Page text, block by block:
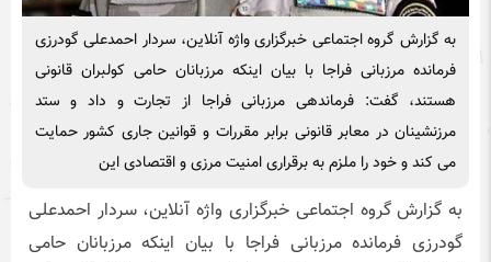
به گزارش گروه اجتماعی خبرگزاری واژه آنلاین، سردار احمدعلی گودرزی
فرمانده مرزبانی فراجا با بیان اینکه مرزبانان حامی کولبران قانونی
هستند، گفت: فرماندهی مرزبانی فراجا از تجارت و داد و ستد
مرزنشینان در معابر قانونی برابر مقررات و قوانین جاری کشور حمایت
می کند و خود را ملزم به برقراری امنیت مرزی و اقتصادی این
به گزارش گروه اجتماعی خبرگزاری واژه آنلاین، سردار احمدعلی
گودرزی فرمانده مرزبانی فراجا با بیان اینکه مرزبانان حامی